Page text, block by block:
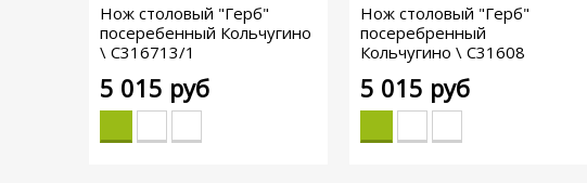
Нож столовый "Герб"
посеребенный Кольчугино
\ С316713/1
5 015 руб
Нож столовый "Герб"
посеребренный
Кольчугино \ С31608
5 015 руб